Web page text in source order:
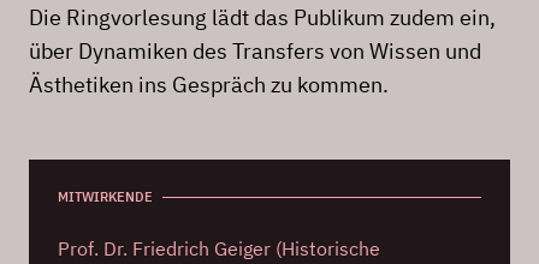
Die Ringvorlesung lädt das Publikum zudem ein,
über Dynamiken des Transfers von Wissen und
Ästhetiken ins Gespräch zu kommen.
MITWIRKENDE
Prof. Dr. Friedrich Geiger (Historische